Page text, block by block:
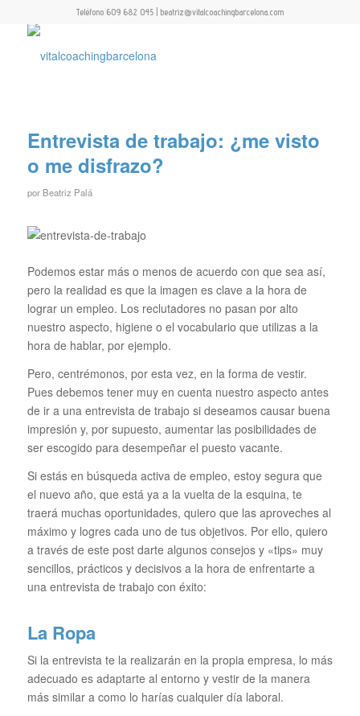
Teléfono 609 682 045 | beatriz@vitalcoachingbarcelona.com
Entrevista de trabajo: ¿me visto
o me disfrazo?
por Beatriz Palá
Podemos estar más o menos de acuerdo con que sea así,
pero la realidad es que la imagen es clave a la hora de
lograr un empleo. Los reclutadores no pasan por alto
nuestro aspecto, higiene o el vocabulario que utilizas a la
hora de hablar, por ejemplo.
Pero, centrémonos, por esta vez, en la forma de vestir.
Pues debemos tener muy en cuenta nuestro aspecto antes
de ir a una entrevista de trabajo si deseamos causar buena
impresión y, por supuesto, aumentar las posibilidades de
ser escogido para desempeñar el puesto vacante.
Si estás en búsqueda activa de empleo, estoy segura que
el nuevo año, que está ya a la vuelta de la esquina, te
traerá muchas oportunidades, quiero que las aproveches al
máximo y logres cada uno de tus objetivos. Por ello, quiero
a través de este post darte algunos consejos y «tips» muy
sencillos, prácticos y decisivos a la hora de enfrentarte a
una entrevista de trabajo con éxito:
La Ropa
Si la entrevista te la realizarán en la propia empresa, lo más
adecuado es adaptarte al entorno y vestir de la manera
más similar a como lo harías cualquier día laboral.